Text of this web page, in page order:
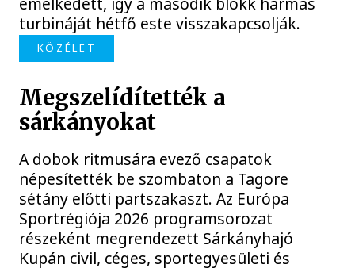
turbináját hétfő este visszakapcsolják.
KÖZÉLET
Megszelídítették a
sárkányokat
A dobok ritmusára evező csapatok
népesítették be szombaton a Tagore
sétány előtti partszakaszt. Az Európa
Sportrégiója 2026 programsorozat
részeként megrendezett Sárkányhajó
Kupán civil, céges, sportegyesületi és